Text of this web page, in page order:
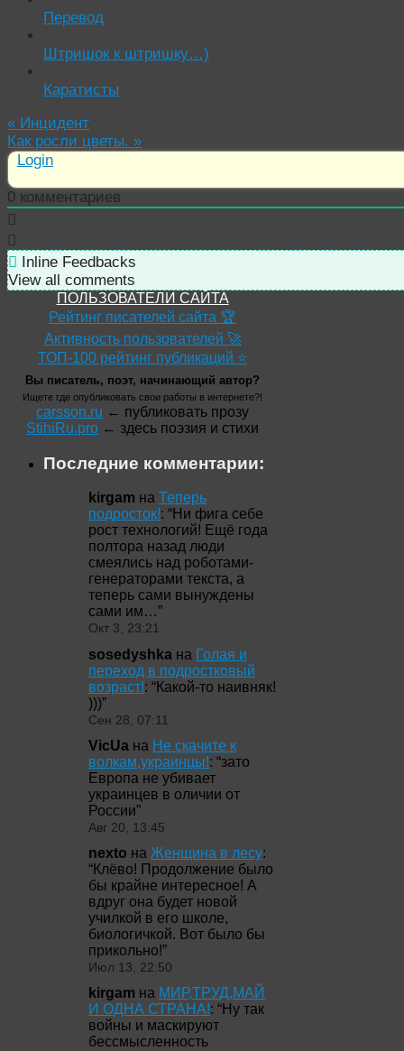
Перевод
Штришок к штришку…)
Каратисты
« Инцидент
Как росли цветы. »
Login
0 комментариев
Inline Feedbacks
View all comments
ПОЛЬЗОВАТЕЛИ САЙТА
Рейтинг писателей сайта 🏆
Активность пользователей 🚀
ТОП-100 рейтинг публикаций ⭐
Вы писатель, поэт, начинающий автор?
Ищете где опубликовать свои работы в интернете?!
carsson.ru ← публиковать прозу
StihiRu.pro ← здесь поэзия и стихи
Последние комментарии:
kirgam на Теперь
подросток!: “Ни фига себе
рост технологий! Ещё года
полтора назад люди
смеялись над роботами-
генераторами текста, а
теперь сами вынуждены
сами им…”
Окт 3, 23:21
sosedyshka на Голая и
переход в подростковый
возраст!: “Какой-то наивняк!
)))”
Сен 28, 07:11
VicUa на Не скачите к
волкам,украинцы!: “зато
Европа не убивает
украинцев в оличии от
России”
Авг 20, 13:45
nexto на Женщина в лесу:
“Клёво! Продолжение было
бы крайне интересное! А
вдруг она будет новой
училкой в его школе,
биологичкой. Вот было бы
прикольно!”
Июл 13, 22:50
kirgam на МИР,ТРУД,МАЙ
И ОДНА СТРАНА!: “Ну так
войны и маскируют
бессмысленность